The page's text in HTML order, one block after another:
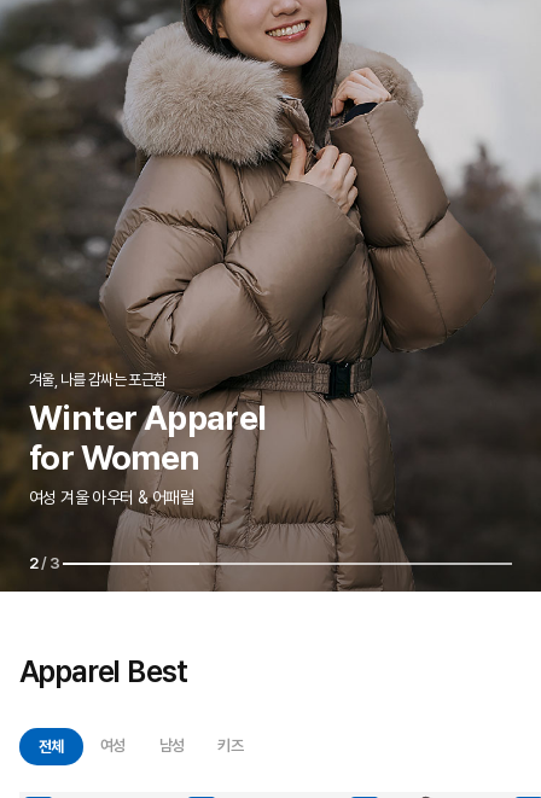
ESSENTIAL SWEATS
매일 입게 되는 이유
후디부터 맨투맨까지 데일리에 꼭 필요한 스웨트 컬렉션
겨울, 나를 감싸는 포근함
Winter Apparel
for Women
여성 겨울 아우터 & 어패럴
따뜻하게, 하지만 가볍게
Winter Apparel
for Men
따뜻함과 기능성을 겸비한 남성 어패럴 컬렉션
2/3
Apparel Best
전체 여성 남성 키즈